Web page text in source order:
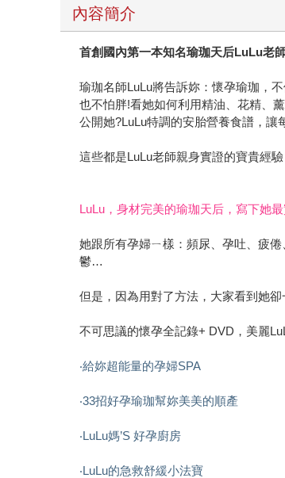
內容簡介
首創國內第一本知名瑜珈天后LuLu老
瑜珈名師LuLu將告訴妳：懷孕瑜珈，
也不怕胖!看她如何利用精油、花精、
公開她?LuLu特調的安胎營養食譜，讓
這些都是LuLu老師親身實證的寶貴經
LuLu，身材完美的瑜珈天后，寫下她
她跟所有孕婦ㄧ樣：頻尿、孕吐、疲
鬱…
但是，因為用對了方法，大家看到她
不可思議的懷孕全記錄+ DVD，美麗
‧給妳超能量的孕婦SPA
‧33招好孕瑜珈幫妳美美的順產
‧LuLu媽’S 好孕廚房
‧LuLu的急救舒緩小法寶